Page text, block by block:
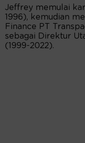
Jeffrey memulai
1996), kemudian
Finance PT
sebagai Direktur
(1999-2022).